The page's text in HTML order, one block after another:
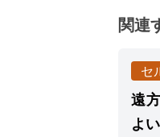
関連
セ
遠
よ